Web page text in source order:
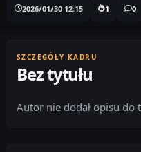
2026/01/30 12:15 1 0
SZCZEGÓŁY KADRU
Bez tytułu
Autor nie dodał opisu do